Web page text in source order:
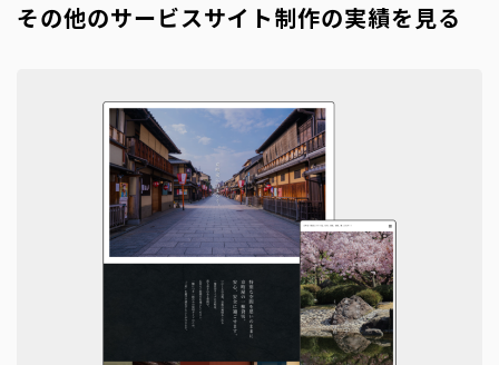
その他のサービスサイト制作の実績を見る